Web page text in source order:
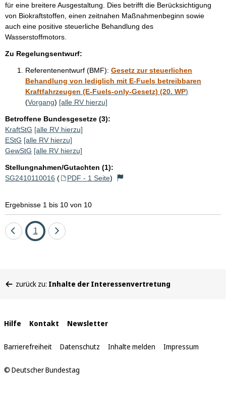
für eine breitere Ausgestaltung. Dies betrifft die Berücksichtigung
von Biokraftstoffen, einen zeitnahen Maßnahmenbeginn sowie
auch eine positive steuerliche Behandlung des
Wasserstoffmotors.
Zu Regelungsentwurf:
Referentenentwurf (BMF): Gesetz zur steuerlichen
Behandlung von lediglich mit E-Fuels betreibbaren
Kraftfahrzeugen (E-Fuels-only-Gesetz) (20. WP)
(Vorgang) [alle RV hierzu]
Betroffene Bundesgesetze (3):
KraftStG [alle RV hierzu]
EStG [alle RV hierzu]
GewStG [alle RV hierzu]
Stellungnahmen/Gutachten (1):
SG2410110016 ( PDF - 1 Seite)
Ergebnisse 1 bis 10 von 10
EineSeite
1
Eine
befinden
zurück zu: Inhalte der Interessenvertretung
Interne
Links
Hilfe Kontakt Newsletter
Barrierefreiheit Datenschutz Inhalte melden Impressum
© Deutscher Bundestag